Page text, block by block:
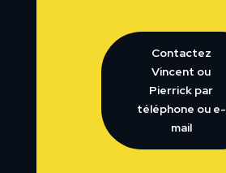
Contactez
Vincent ou
Pierrick par
téléphone ou e-
mail